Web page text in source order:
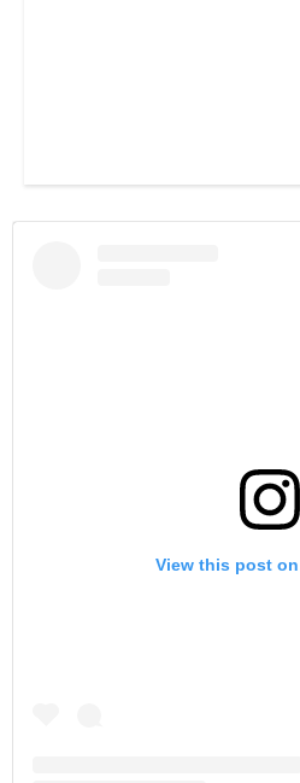
View this post